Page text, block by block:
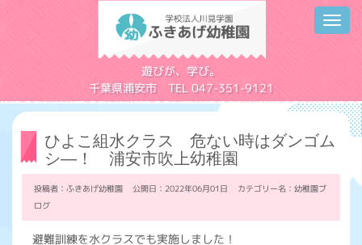
遊びが、学び。
千葉県浦安市 TEL 047-351-9121
ひよこ組水クラス 危ない時はダンゴム
シ―！ 浦安市吹上幼稚園
投稿者：ふきあげ幼稚園 公開日：2022年06月01日 カテゴリー名： 幼稚園ブ
ログ
避難訓練を水クラスでも実施しました！